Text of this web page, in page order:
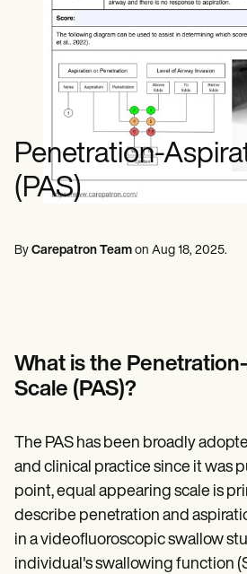
นักจิตวิทยา
นักนวดบำบัด
นักอาชีวบำบัด
Resources
คู่มือทรัพยากร
คู่มือแอป
เทมเพลต
รหัส ICD
แม่แบบหมายเหตุ SOAP
Help Center
Demos
Training Hub
Become a Partner
Pricing
Why Carepatron?
Login
Get started
Penetration-
(PAS)
By Carepatron Team on Aug 18, 2025.
What is the
Scale (PAS)?
The PAS has been broadly
and clinical practice since it was
point, equal appearing scale is
describe penetration and
in a videofluoroscopic swallow
individual's swallowing function